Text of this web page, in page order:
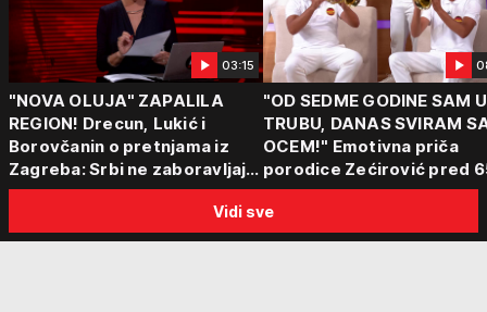
03:15
"NOVA OLUJA" ZAPALILA
REGION! Drecun, Lukić i
Borovčanin o pretnjama iz
Zagreba: Srbi ne zaboravljaju
progon
"OD SEDME GODINE SAM
TRUBU, DANAS SVIRAM
OCEM!" Emotivna priča
porodice Zećirović pred
Sabor trubača u Guči
Vidi sve